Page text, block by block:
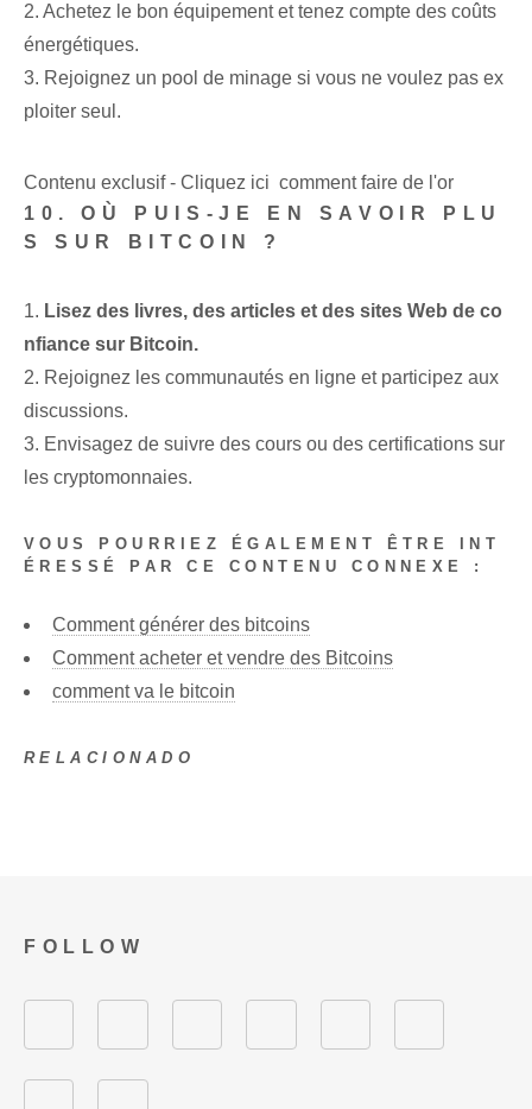
2. Achetez le bon équipement et tenez compte des coûts
énergétiques.
3. Rejoignez un pool de minage si vous ne voulez pas ex
ploiter seul.
Contenu exclusif - Cliquez ici comment faire de l'or
10. OÙ PUIS-JE EN SAVOIR PLU
S SUR BITCOIN ?
1. Lisez des livres, des articles et des sites Web de co
nfiance sur Bitcoin.
2. Rejoignez les communautés en ligne et participez aux
discussions.
3. Envisagez de suivre des cours ou des certifications sur
les cryptomonnaies.
VOUS POURRIEZ ÉGALEMENT ÊTRE INT
ÉRESSÉ PAR CE CONTENU CONNEXE :
Comment générer des bitcoins
Comment acheter et vendre des Bitcoins
comment va le bitcoin
RELACIONADO
FOLLOW